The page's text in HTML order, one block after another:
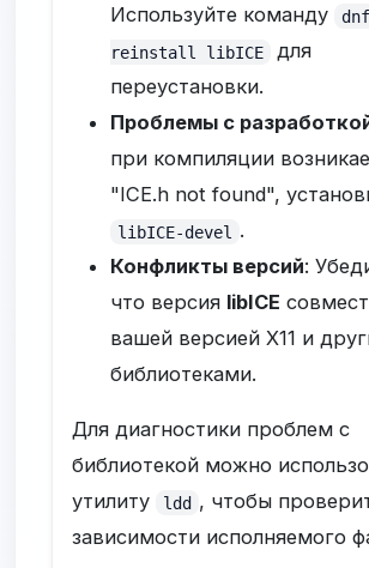
Используйте команду
dnf
reinstall libICE
для
переустановки.
Проблемы с
при компиляции
"ICE.h not found",
libICE-devel
.
Конфликты версий:
что версия libICE
вашей версией X11 и
библиотеками.
Для диагностики проблем с
библиотекой можно
утилиту
ldd , чтобы
зависимости исполняемого